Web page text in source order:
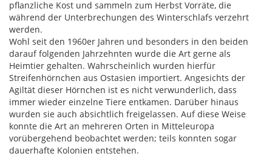
pflanzliche Kost und sammeln zum Herbst Vorräte, die
während der Unterbrechungen des Winterschlafs verzehrt
werden.
Wohl seit den 1960er Jahren und besonders in den beiden
darauf folgenden Jahrzehnten wurde die Art gerne als
Heimtier gehalten. Wahrscheinlich wurden hierfür
Streifenhörnchen aus Ostasien importiert. Angesichts der
Agiltät dieser Hörnchen ist es nicht verwunderlich, dass
immer wieder einzelne Tiere entkamen. Darüber hinaus
wurden sie auch absichtlich freigelassen. Auf diese Weise
konnte die Art an mehreren Orten in Mitteleuropa
vorübergehend beobachtet werden; teils konnten sogar
dauerhafte Kolonien entstehen.